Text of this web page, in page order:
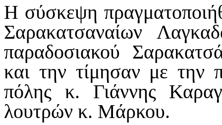
Η σύσκεψη
Σαρακατσαναίων
παραδοσιακού
και την τίμησαν με την
πόλης κ. Γιάννης
λουτρών κ. Μάρκου.